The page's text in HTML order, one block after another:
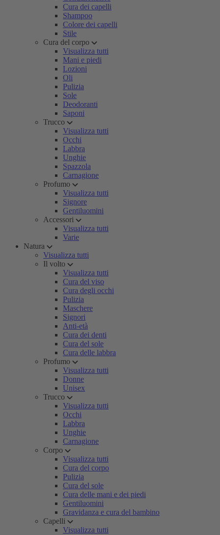
Cura dei capelli
Shampoo
Colore dei capelli
Stile
Cura del corpo
Visualizza tutti
Mani e piedi
Lozioni
Oli
Pulizia
Sole
Deodoranti
Saponi
Trucco
Visualizza tutti
Occhi
Labbra
Unghie
Spazzola
Carnagione
Profumo
Visualizza tutti
Signore
Gentiluomini
Accessori
Visualizza tutti
Varie
Natura
Visualizza tutti
Il volto
Visualizza tutti
Cura del viso
Cura degli occhi
Pulizia
Maschere
Signori
Anti-età
Cura dei denti
Cura del sole
Cura delle labbra
Profumo
Visualizza tutti
Donne
Unisex
Trucco
Visualizza tutti
Occhi
Labbra
Unghie
Carnagione
Corpo
Visualizza tutti
Cura del corpo
Pulizia
Cura del sole
Cura delle mani e dei piedi
Gentiluomini
Gravidanza e cura del bambino
Capelli
Visualizza tutti